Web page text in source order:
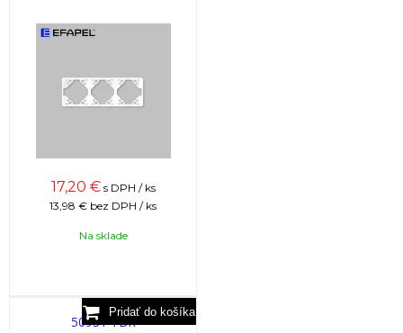
17,20 € s DPH / ks
13,98 € bez DPH / ks
Na sklade
50931 TBR